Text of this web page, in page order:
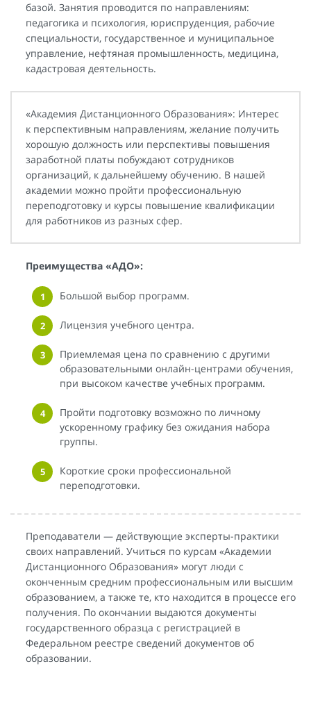
базой. Занятия проводится по направлениям:
педагогика и психология, юриспруденция, рабочие
специальности, государственное и муниципальное
управление, нефтяная промышленность, медицина,
кадастровая деятельность.
«Академия Дистанционного Образования»: Интерес
к перспективным направлениям, желание получить
хорошую должность или перспективы повышения
заработной платы побуждают сотрудников
организаций, к дальнейшему обучению. В нашей
академии можно пройти профессиональную
переподготовку и курсы повышение квалификации
для работников из разных сфер.
Преимущества «АДО»:
Большой выбор программ.
Лицензия учебного центра.
Приемлемая цена по сравнению с другими
образовательными онлайн-центрами обучения,
при высоком качестве учебных программ.
Пройти подготовку возможно по личному
ускоренному графику без ожидания набора
группы.
Короткие сроки профессиональной
переподготовки.
Преподаватели — действующие эксперты-практики
своих направлений. Учиться по курсам «Академии
Дистанционного Образования» могут люди с
оконченным средним профессиональным или высшим
образованием, а также те, кто находится в процессе его
получения. По окончании выдаются документы
государственного образца с регистрацией в
Федеральном реестре сведений документов об
образовании.